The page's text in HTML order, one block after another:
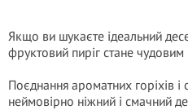
Якщо ви шукаєте ідеальний
фруктовий пиріг стане
Поєднання ароматних горіхів
неймовірно ніжний і смачний